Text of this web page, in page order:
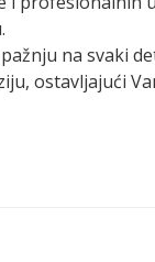
na svaki
ostavljajući